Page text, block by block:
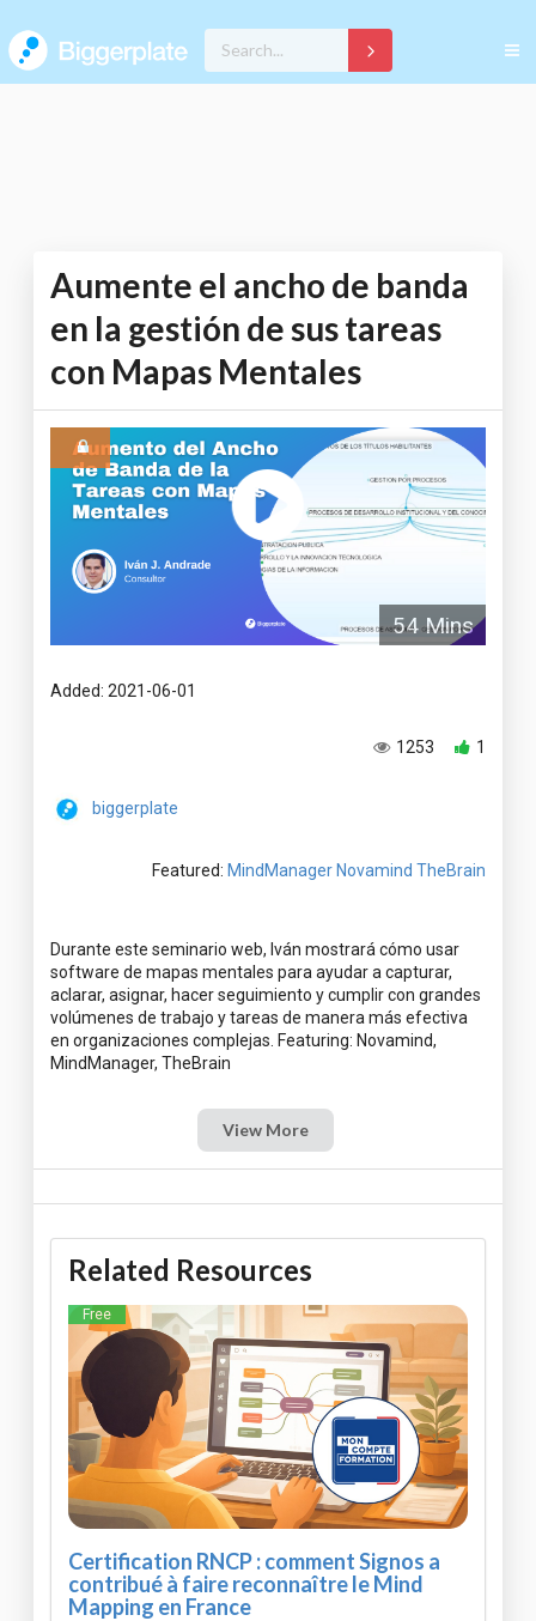
Aumente el ancho de banda
en la gestión de sus tareas
con Mapas Mentales
54 Mins
Added: 2021-06-01
1
1253
biggerplate
Featured: MindManager Novamind TheBrain
Durante este seminario web, Iván mostrará cómo usar
software de mapas mentales para ayudar a capturar,
aclarar, asignar, hacer seguimiento y cumplir con grandes
volúmenes de trabajo y tareas de manera más efectiva
en organizaciones complejas. Featuring: Novamind,
View More
Related Resources
Free
Certification RNCP : comment Signos a
contribué à faire reconnaître le Mind
Mapping en France